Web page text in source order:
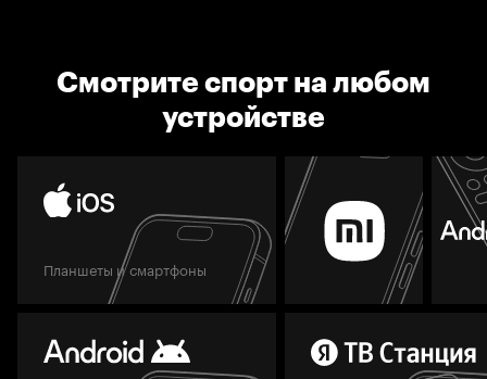
Смотрите спорт на любом
устройстве
Планшеты и смартфоны